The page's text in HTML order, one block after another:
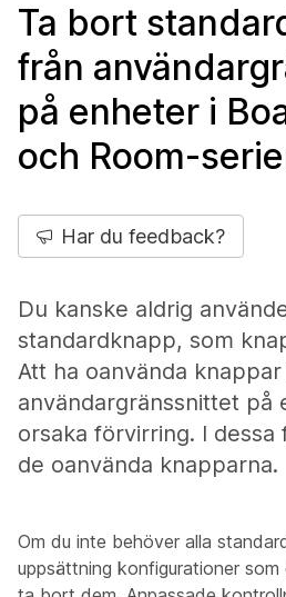
Ta bort
från
på enheter i
och Room-
Har du feedback?
Du kanske aldrig
standardknapp, som
Att ha oanvända knappar
användargränssnittet på
orsaka förvirring. I
de oanvända knapparna.
Om du inte behöver alla
uppsättning konfigurationer